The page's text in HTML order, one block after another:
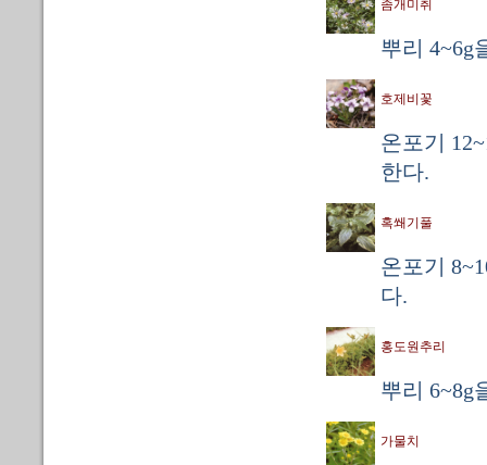
좀개미취
뿌리 4~6g
호제비꽃
온포기
한다.
혹쐐기풀
온포기
다.
홍도원추리
뿌리 6~8g
가물치